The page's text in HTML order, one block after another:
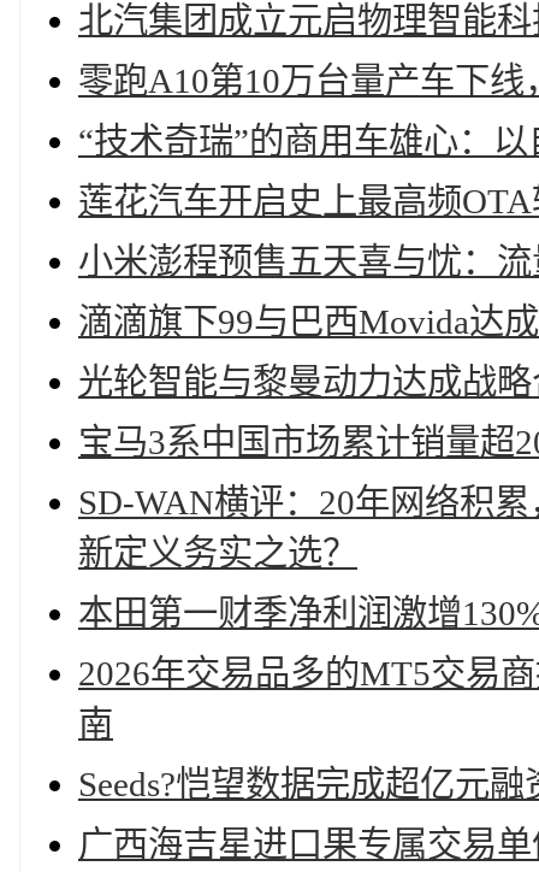
北汽集团成立元启物理智能
零跑A10第10万台量产车下
“技术奇瑞”的商用车雄心：
莲花汽车开启史上最高频
小米澎程预售五天喜与忧：
滴滴旗下99与巴西Movida达
光轮智能与黎曼动力达成战
宝马3系中国市场累计销量超
SD-WAN横评：20年网络积
新定义务实之选？
本田第一财季净利润激增
2026年交易品多的MT5交易
南
Seeds?恺望数据完成超亿元融
广西海吉星进口果专属交易